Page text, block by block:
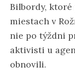
Bilbordy, ktoré
miestach v
nie po týždni
aktivisti u
obnovili.